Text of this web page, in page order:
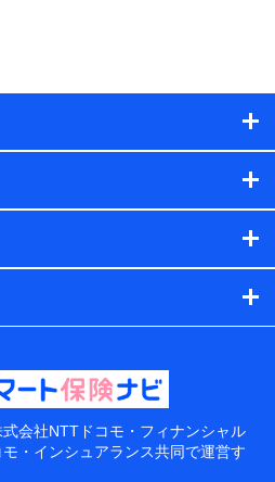
式会社NTTドコモ・フィナンシャル
・インシュアランス共同で運営す